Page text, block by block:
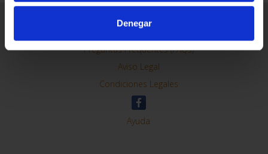
Denegar
Información General
Contacto
Preguntas Frequentes (FAQs)
Aviso Legal
Condiciones Legales
Ayuda